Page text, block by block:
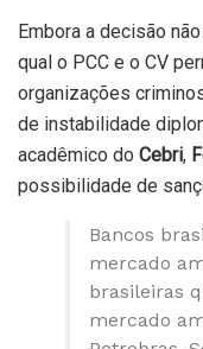
Embora a decisão
qual o PCC e o CV
organizações
de instabilidade
acadêmico do Cebri,
possibilidade de
Bancos
mercado
brasileiras
mercado